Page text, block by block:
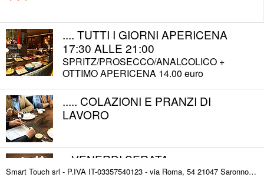
.... TUTTI I GIORNI APERICENA
17:30 ALLE 21:00
SPRITZ/PROSECCO/ANALCOLICO +
OTTIMO APERICENA 14.00 euro
..... COLAZIONI E PRANZI DI
LAVORO
...VENERDI SERATA
DEGUSTAZIONE VINO ( 3 calici) +
Smart Touch srl - P.IVA IT-03357540123 - via Roma, 54 21047 Saronno (VA) ITALY